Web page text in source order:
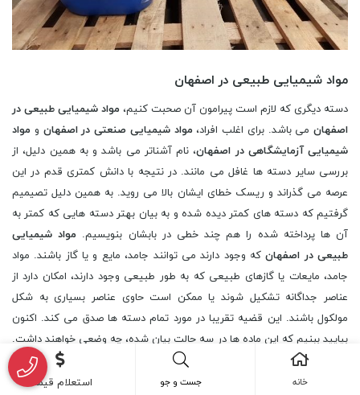
مواد شیمیایی طبیعی در اصفهان
دسته دیگری که لازم است پیرامون آن صحبت کنیم، مواد شیمیایی طبیعی در
اصفهان می باشد. برای اغلب افراد، مواد شیمیایی صنعتی در اصفهان و مواد
شیمیایی آزمایشگاهی در اصفهان، نام آشناتر می باشد و به همین دلیل، از
بررسی سایر دسته ها غافل می مانند. در نتیجه با دانش کمتری قدم در این
عرصه می گذراند و ریسک خطای ایشان بالا می روید. به همین دلیل تصیمیم
گرفتیم که دسته های کمتر دیده شده و به بیان بهتر دسته هایی که کمتر به
آن ها پرداخته شده را هم چند خطی در بابشان بنویسیم. مواد شیمیایی
طبیعی در اصفهانکه وجود دارند می توانند جامد، مایع و یا گاز باشند. مواد
جامد، مایعات یا گازهای طبیعی که به طور طبیعی وجود دارند، امکان دارد از
عناصر جداگانه تشکیل شوند یا ممکن است حاوی عناصر بسیاری به شکل
مولکول باشند. این قضیه تقریبا در مورد تمام دسته ها صدق می کند. اکنون
بیایید ببنیم که این ماده ها در سه حالت بیان شده، چه وضعی خواهند داشت.
نخست دسته جامدات را به بحث می گذاریم. هر ماده جامد که در جهان
طبیعی یافت می شود از
مواد شیمیایی در اصفهان
تشکیل شده است. الیاف
خانه جست و جو استعلام قیمت